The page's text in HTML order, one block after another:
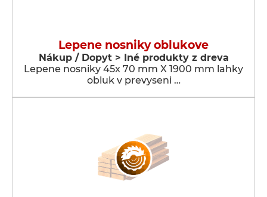
Lepene nosniky oblukove
Nákup / Dopyt > Iné produkty z dreva
Lepene nosniky 45x 70 mm X 1900 mm lahky
obluk v prevyseni …